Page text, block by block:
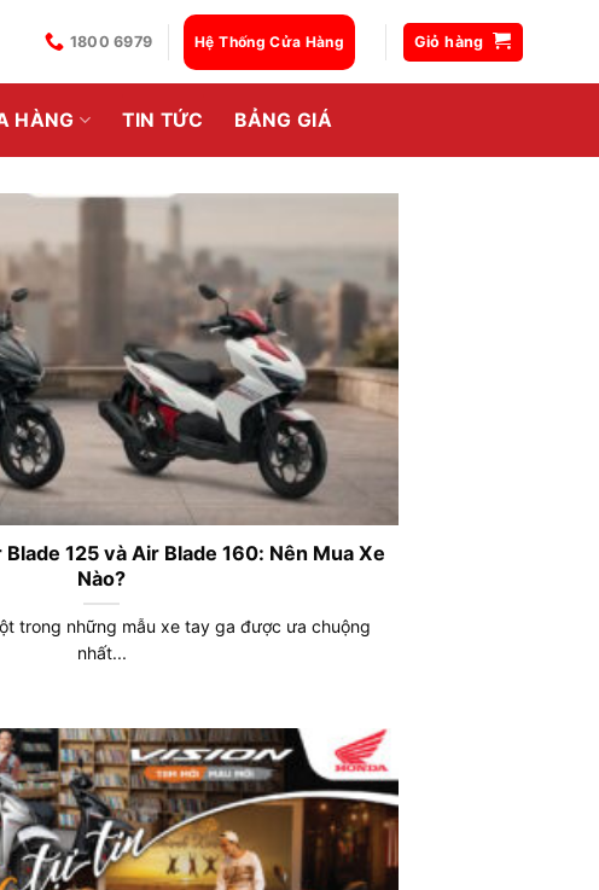
1800 6979 Hệ Thống Cửa Hàng Giỏ hàng
HÀNG TIN TỨC BẢNG GIÁ
125 và Air Blade 160: Nên Mua Xe
Nào?
trong những mẫu xe tay ga được ưa chuộng
nhất...